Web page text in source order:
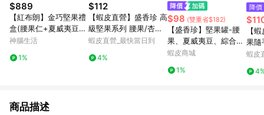
$889
【紅布朗】金巧堅果禮
盒(腰果仁+夏威夷豆
+雙桃果仁)送禮推薦/
新春
神腦生活
1%
$112
【蝦皮直營】盛香珍 高
級堅果系列 腰果/杏仁
果/杏仁小魚/南瓜籽仁/
裝) 調味堅果
蝦皮直營_最快當日到
4%
$98 (雙重省$182)
【盛香珍】堅果罐-腰
果、夏威夷豆、綜合堅
果、杏仁果、核桃、無
莓｜官方旗艦店 活動賣
蝦皮商城
1%
降價
【
果隨
燒辣
味小
蝦皮
商品描述